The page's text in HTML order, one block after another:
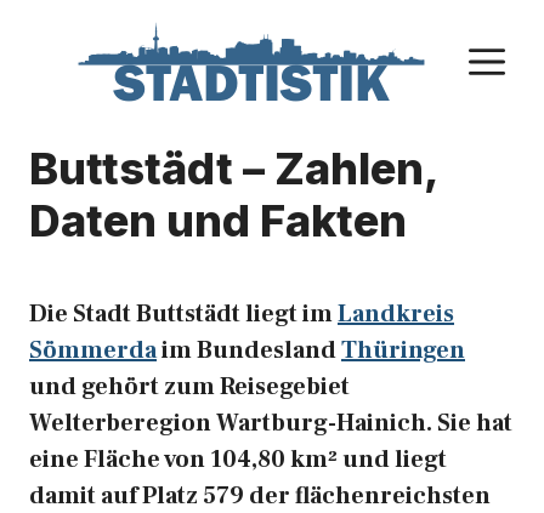
Buttstädt – Zahlen,
Daten und Fakten
Die Stadt Buttstädt liegt imLandkreis
Sömmerdaim BundeslandThüringen
und gehört zum Reisegebiet
Welterberegion Wartburg-Hainich. Sie hat
eine Fläche von 104,80 km² und liegt
damit auf Platz 579 der flächenreichsten